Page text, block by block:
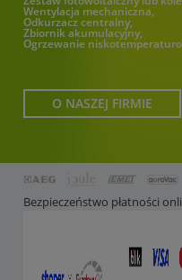
Wentylacja mechaniczna,
Odkurzacz centralny,
Zbiornik akumulacyjny,
Ogrzewanie
O NASZEJ FIRMIE
Bezpieczeństwo płatności